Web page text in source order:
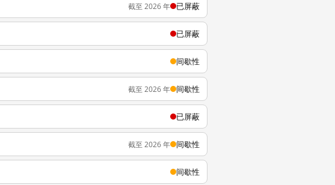
截至 2026 年 已屏蔽
已屏蔽
间歇性
截至 2026 年 间歇性
已屏蔽
截至 2026 年 间歇性
间歇性